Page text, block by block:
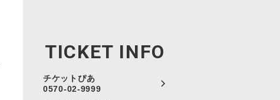
TICKET INFO
チケットぴあ
0570-02-9999